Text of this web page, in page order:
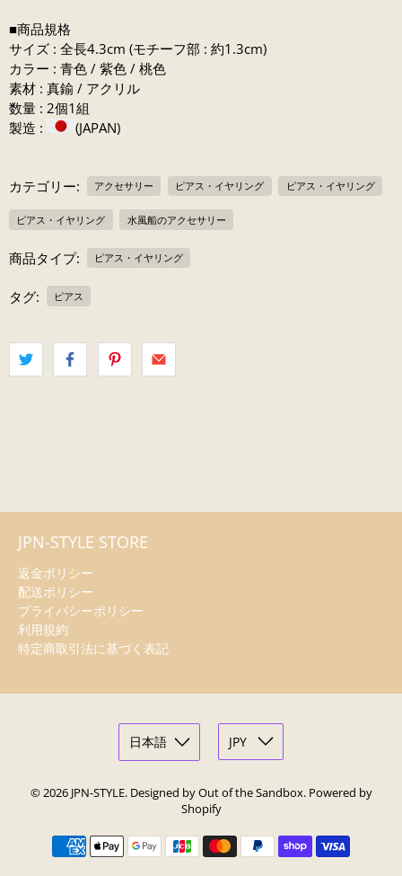
■商品規格
サイズ : 全長4.3cm (モチーフ部 : 約1.3cm)
カラー : 青色 / 紫色 / 桃色
素材 : 真鍮 / アクリル
数量 : 2個1組
製造 :
(JAPAN)
カテゴリー: アクセサリー ピアス・イヤリング ピアス・イヤリング
ピアス・イヤリング 水風船のアクセサリー
商品タイプ: ピアス・イヤリング
タグ: ピアス
JPN-STYLE STORE
返金ポリシー
配送ポリシー
プライバシーポリシー
利用規約
特定商取引法に基づく表記
© 2026 JPN-STYLE. Designed by Out of the Sandbox. Powered by
Shopify